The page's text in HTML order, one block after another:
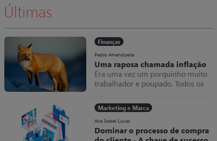
Últimas
Finanças
Pedro Amendoeira
Uma raposa chamada inflação
Era uma vez um porquinho muito
trabalhador e poupado. Todos os
ganhava dentro do seu colchão,
que cada vez ficava mais grosso.
Uma raposa chamada inflação
Marketing e Marca
Ana Isabel Lucas
Dominar o processo de compra